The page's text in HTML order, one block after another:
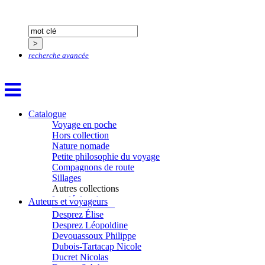
recherche avancée
Catalogue
Voyage en poche
Hors collection
Nature nomade
Petite philosophie du voyage
Compagnons de route
Sillages
Autres collections
La clé des champs
Chemins d’étoiles
Visions
Auteurs et voyageurs
Colonna d’Istria Jérôme
Conesa Gabriel
Cotta Jean-Marc
Debove Florence
Dectot de Christen Antoine
Dedet Christian
Degoul Franck
Delaunay Matthieu
Deledicque Sébastien
Delloye Bernard
Delloye Mélanie
Descave Nicolas
Desprez Élise
Desprez Léopoldine
Devouassoux Philippe
Dubois-Tartacap Nicole
Ducret Nicolas